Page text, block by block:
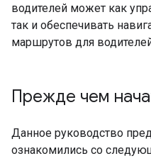
водителей может как
так и обеспечивать
маршрутов для
Прежде чем
Данное руководство
ознакомились со